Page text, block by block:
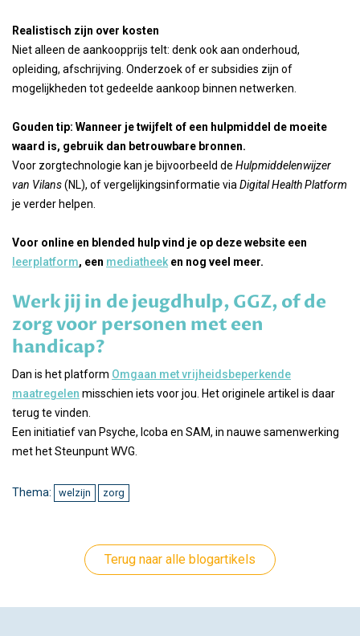
Realistisch zijn over kosten
Niet alleen de aankoopprijs telt: denk ook aan onderhoud,
opleiding, afschrijving. Onderzoek of er subsidies zijn of
mogelijkheden tot gedeelde aankoop binnen netwerken.
Gouden tip: Wanneer je twijfelt of een hulpmiddel de moeite
waard is, gebruik dan betrouwbare bronnen.
Voor zorgtechnologie kan je bijvoorbeeld de Hulpmiddelenwijzer
van Vilans(NL), of vergelijkingsinformatie via Digital Health Platform
je verder helpen.
Voor online en blended hulp vind je op deze website een
leerplatform, een mediatheek en nog veel meer.
Werk jij in de jeugdhulp, GGZ, of de
zorg voor personen met een
handicap?
Dan is het platform Omgaan met vrijheidsbeperkende
maatregelen misschien iets voor jou. Het originele artikel is daar
terug te vinden.
Een initiatief van Psyche, Icoba en SAM, in nauwe samenwerking
met het Steunpunt WVG.
Thema: welzijn zorg
Terug naar alle blogartikels